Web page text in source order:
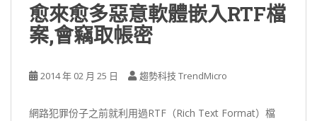
愈來愈多惡意軟體嵌入RTF檔
案,會竊取帳密
2014 年 02 月 25 日 趨勢科技 TrendMicro
網路犯罪份子之前就利用過RTF（Rich Text Format）檔